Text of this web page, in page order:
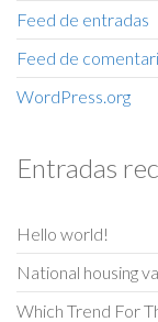
Feed de entradas
Feed de
WordPress.org
Entradas
Hello world!
National housing
Which Trend For